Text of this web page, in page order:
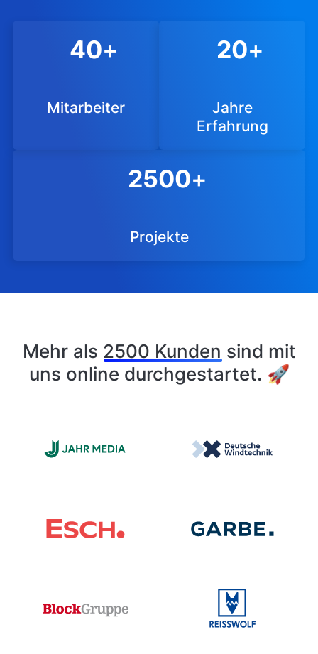
40+
Mitarbeiter
20+
Jahre
Erfahrung
2500+
Projekte
Mehr als 2500 Kunden sind mit
uns online durchgestartet. 🚀